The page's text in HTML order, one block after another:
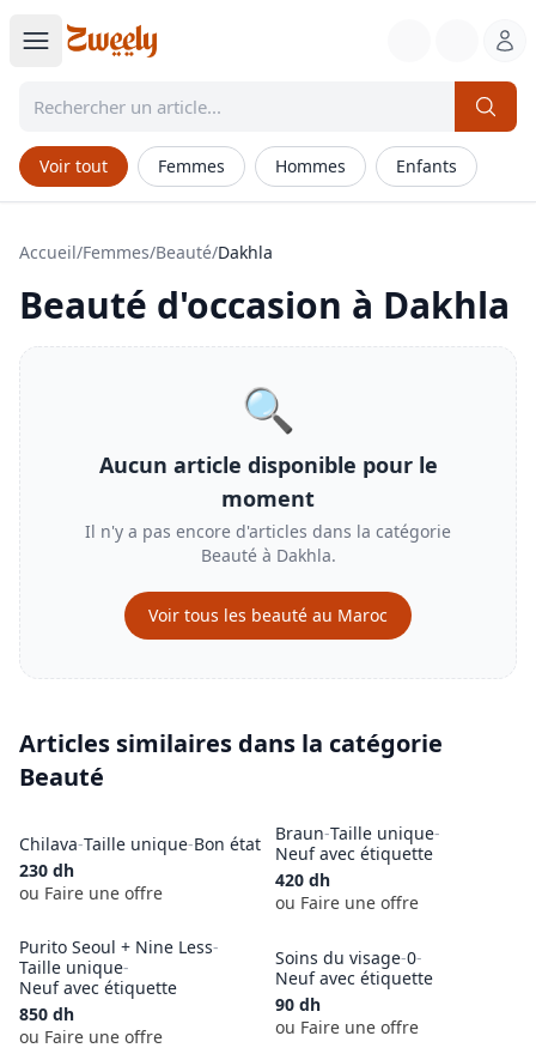
Voir tout Femmes Hommes Enfants
Accueil/Femmes/Beauté/Dakhla
Beauté d'occasion à Dakhla
🔍
Aucun article disponible pour le
moment
Il n'y a pas encore d'articles dans la catégorie
Beautéà Dakhla.
Voir tous les beauté au Maroc
Articles similaires dans la catégorie
Beauté
Chilava-Taille unique-Bon état
230 dh
ou Faire une offre
Braun-Taille unique-
Neuf avec étiquette
420 dh
ou Faire une offre
Purito Seoul + Nine Less-
Taille unique-
Neuf avec étiquette
850 dh
ou Faire une offre
Soins du visage-0-
Neuf avec étiquette
90 dh
ou Faire une offre